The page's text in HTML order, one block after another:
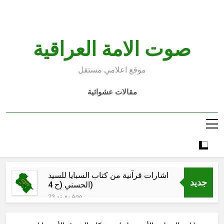
صوت الامة العراقية
موقع اعلامي مستقل
مقالات عشوائية
جديد
اشارات قرآنية من كتاب السبايا للسيد
الحسني (ح 4)
23 دقيقة Ago